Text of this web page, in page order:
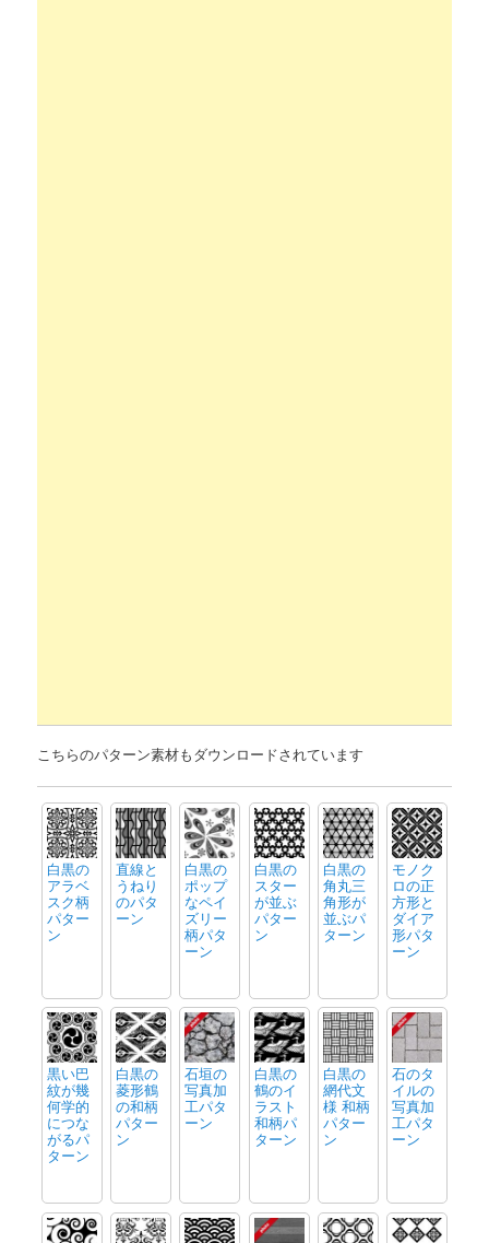
こちらのパターン素材もダウンロードされています
白黒の
アラベ
スク柄
パター
ン
直線と
うねり
のパタ
ーン
白黒の
ポップ
なペイ
ズリー
柄パタ
ーン
白黒の
スター
が並ぶ
パター
ン
白黒の
角丸三
角形が
並ぶパ
ターン
モノク
ロの正
方形と
ダイア
形パタ
ーン
黒い巴
紋が幾
何学的
につな
がるパ
ターン
白黒の
菱形鶴
の和柄
パター
ン
石垣の
写真加
工パタ
ーン
白黒の
鶴のイ
ラスト
和柄パ
ターン
白黒の
網代文
様 和柄
パター
ン
石のタ
イルの
写真加
工パタ
ーン